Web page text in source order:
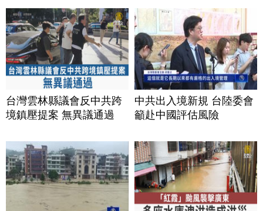
台灣雲林縣議會反中共跨
境鎮壓提案 無異議通過
中共出入境新規 台陸委會
籲赴中國評估風險